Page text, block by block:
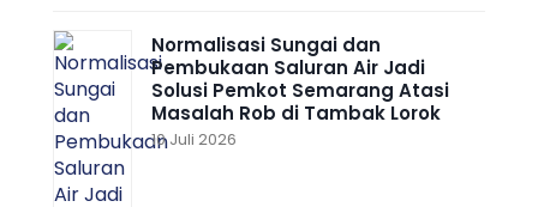
Normalisasi Sungai dan
Pembukaan Saluran Air Jadi
Solusi Pemkot Semarang Atasi
Masalah Rob di Tambak Lorok
10 Juli 2026